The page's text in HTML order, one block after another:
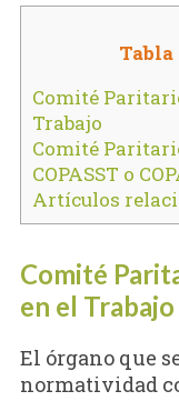
Comité
Trabajo
Comité
COPASST o
Artículos
Comité
en el Trabajo
El órgano que
normatividad